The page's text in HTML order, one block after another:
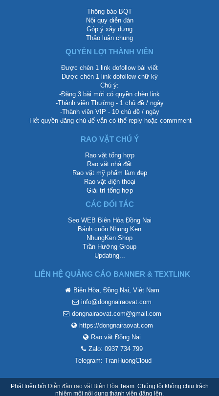
Thông báo BQT
Nội quy diễn đàn
Góp ý xây dựng
Thảo luận chung
QUYỀN LỢI THÀNH VIÊN
Được chèn 1 link dofollow bài viết
Được chèn 1 link dofollow chữ ký
Chú ý:
-Đăng 3 bài mới có quyền chèn link
-Thành viên Thường - 1 chủ đề / ngày
-Thành viên VIP - 10 chủ đề / ngày
-Hết quyền đăng chủ để vẫn có thể reply hoặc commment
RAO VẶT CHÚ Ý
Rao vặt tổng hợp
Rao vặt nhà đất
Rao vặt mỹ phẩm làm đẹp
Rao vặt điện thoại
Giải trí tổng hợp
CÁC ĐỐI TÁC
Seo WEB Biên Hòa Đồng Nai
Bánh cuốn Nhung Ken
NhungKen Shop
Trần Hướng Group
Updating...
LIÊN HỆ QUẢNG CÁO BANNER & TEXTLINK
Biên Hòa, Đồng Nai, Việt Nam
info@dongnairaovat.com
dongnairaovat.com@gmail.com
https://dongnairaovat.com
Rao vặt Đồng Nai
Zalo: 0937 734 799
Telegram: TranHuongCloud
Phát triển bởi Diễn đàn rao vặt Biên Hòa Team. Chúng tôi không chịu trách
nhiệm mội nội dung thành viên đăng lên.